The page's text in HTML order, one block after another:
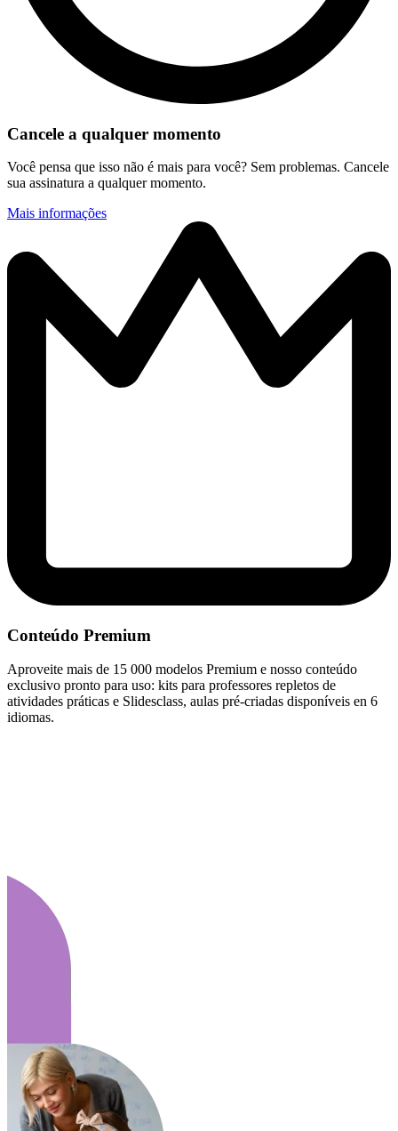
Cancele a qualquer momento
Você pensa que isso não é mais para você? Sem problemas. Cancele
sua assinatura a qualquer momento.
Mais informações
Conteúdo Premium
Aproveite mais de 15 000 modelos Premium e nosso conteúdo
exclusivo pronto para uso: kits para professores repletos de
atividades práticas e Slidesclass, aulas pré-criadas disponíveis en 6
idiomas.